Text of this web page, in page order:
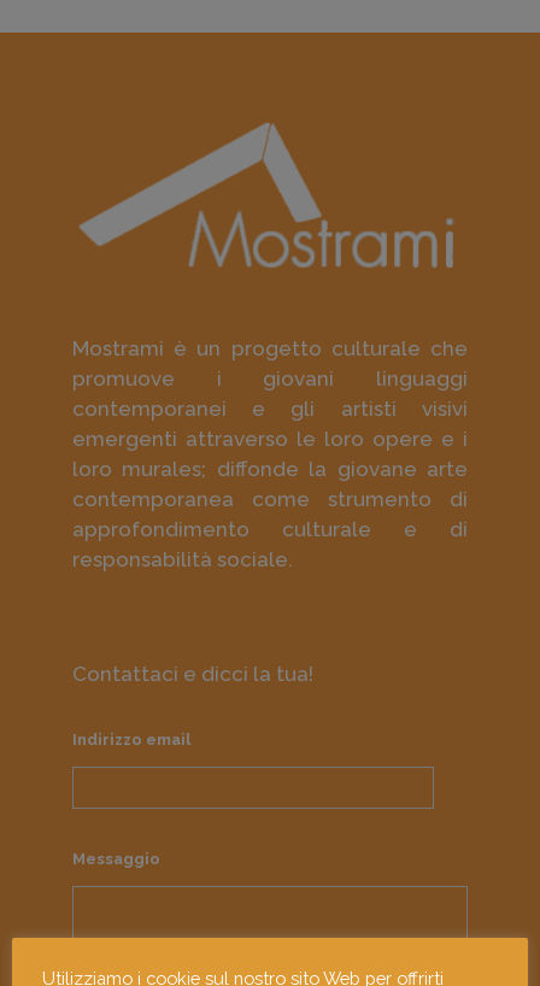
Mostrami è un progetto culturale che
promuove i giovani linguaggi
contemporanei e gli artisti visivi
emergenti attraverso le loro opere e i
loro murales; diffonde la giovane arte
contemporanea come strumento di
approfondimento culturale e di
responsabilità sociale.
Contattaci e dicci la tua!
Indirizzo email
Messaggio
Utilizziamo i cookie sul nostro sito Web per offrirti